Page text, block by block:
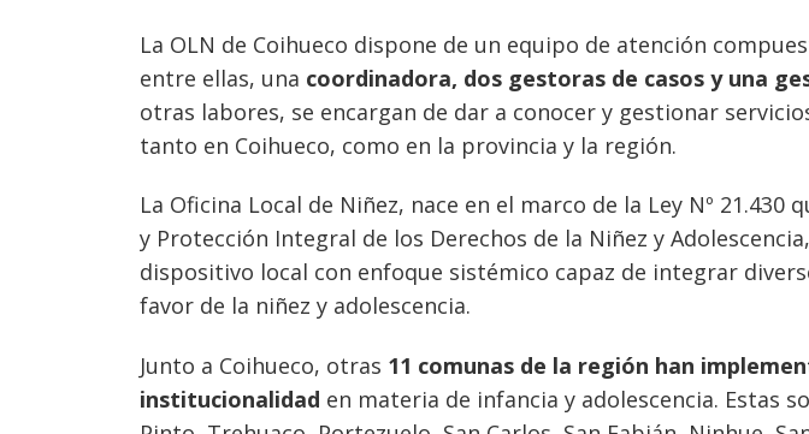
La OLN de Coihueco dispone de un equipo de atención
entre ellas, una coordinadora, dos gestoras de casos y una
otras labores, se encargan de dar a conocer y gestionar
tanto en Coihueco, como en la provincia y la región.
La Oficina Local de Niñez, nace en el marco de la Ley Nº 21.430
y Protección Integral de los Derechos de la Niñez y
dispositivo local con enfoque sistémico capaz de integrar
favor de la niñez y adolescencia.
Junto a Coihueco, otras 11 comunas de la región han
institucionalidad en materia de infancia y adolescencia. Estas